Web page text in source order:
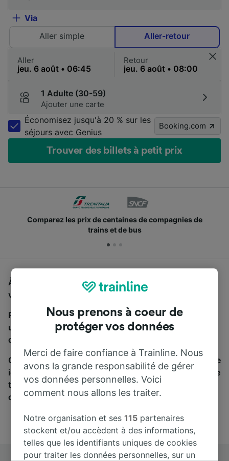
Via
Aller simple
Aller-retour
Aller Retour
1 Adulte (30-59)
Ajouter une carte
Économisez jusqu'à 20 % sur les
séjours avec Genius
Booking.com
Trouver des billets à petit prix
Comparez les prix de centaines de compagnies de
trains et de bus
À la recherche d'un bus de Bari Centrale à Naples,
vous êtes au bon endroit.
Pour trouver des billets de bus, lancez simplement
une recherche ci-dessus. Nous comparons les temps
de trajets et les prix des voyages, en train et en bus.
Qu’importe votre destination, votre voyage commence
ici. Nous collaborons avec plus de 170 compagnies de
train et de bus. Consultez et achetez vos billets sur
cette page.
Nous prenons à coeur de
protéger vos données
Merci de faire confiance à Trainline. Nous
avons la grande responsabilité de gérer
vos données personnelles. Voici
comment nous allons les traiter.
Notre organisation et ses115 partenaires
stockent et/ou accèdent à des informations,
telles que les identifiants uniques de cookies
pour traiter les données personnelles, sur un